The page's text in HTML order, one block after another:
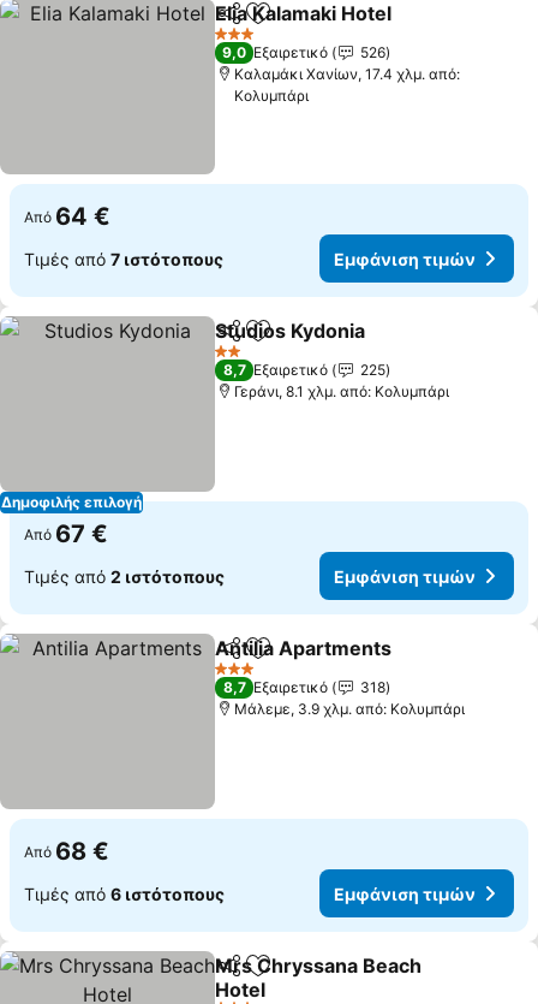
Κοινοποίηση
Προσθήκη στα αγαπημένα
Elia Kalamaki Hotel
3 Αστέρια
9,0 Εξαιρετικό
526
Καλαμάκι Χανίων, 17.4 χλμ. από:
Κολυμπάρι
Από 64 €
Τιμές από 7 ιστότοπους Εμφάνιση τιμών
Δημοφιλής επιλογή
Κοινοποίηση
Προσθήκη στα αγαπημένα
Studios Kydonia
2 Αστέρια
8,7 Εξαιρετικό
225
Γεράνι, 8.1 χλμ. από: Κολυμπάρι
Από 67 €
Τιμές από 2 ιστότοπους Εμφάνιση τιμών
Κοινοποίηση
Προσθήκη στα αγαπημένα
Antilia Apartments
3 Αστέρια
8,7 Εξαιρετικό
318
Μάλεμε, 3.9 χλμ. από: Κολυμπάρι
Από 68 €
Τιμές από 6 ιστότοπους Εμφάνιση τιμών
Κοινοποίηση
Προσθήκη στα αγαπημένα
Mrs Chryssana Beach
Hotel